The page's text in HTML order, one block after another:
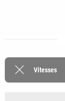
Vitesses